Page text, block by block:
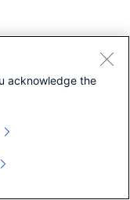
acknowledge the